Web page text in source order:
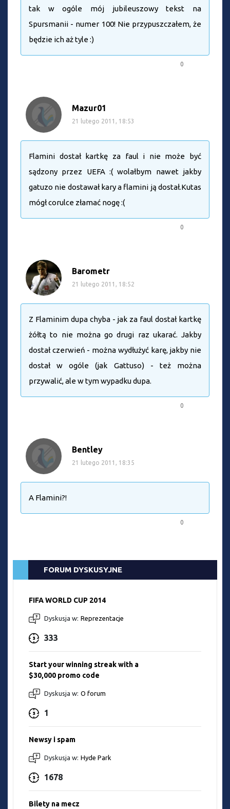
tak w ogóle mój jubileuszowy tekst na
Spursmanii - numer 100! Nie przypuszczałem, że
będzie ich aż tyle :)
0
Mazur01
21 lutego 2011, 18:53
Flamini dostał kartkę za faul i nie może być
sądzony przez UEFA :( wolałbym nawet jakby
gatuzo nie dostawał kary a flamini ją dostał.Kutas
mógł corulce złamać nogę :(
0
Barometr
21 lutego 2011, 18:52
Z Flaminim dupa chyba - jak za faul dostał kartkę
żółtą to nie można go drugi raz ukarać. Jakby
dostał czerwień - można wydłużyć karę, jakby nie
dostał w ogóle (jak Gattuso) - też można
przywalić, ale w tym wypadku dupa.
0
Bentley
21 lutego 2011, 18:35
A Flamini?!
0
FORUM DYSKUSYJNE
FIFA WORLD CUP 2014
Dyskusja w: Reprezentacje
333
Start your winning streak with a
$30,000 promo code
Dyskusja w: O forum
1
Newsy i spam
Dyskusja w: Hyde Park
1678
Bilety na mecz